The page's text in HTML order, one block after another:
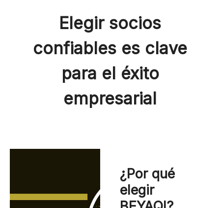
Bomba de
maquillaje
personalizada
personalizada impulsa el
crecimiento de su marca
Elegir socios
confiables es clave
para el éxito
empresarial
¿Por qué
elegir